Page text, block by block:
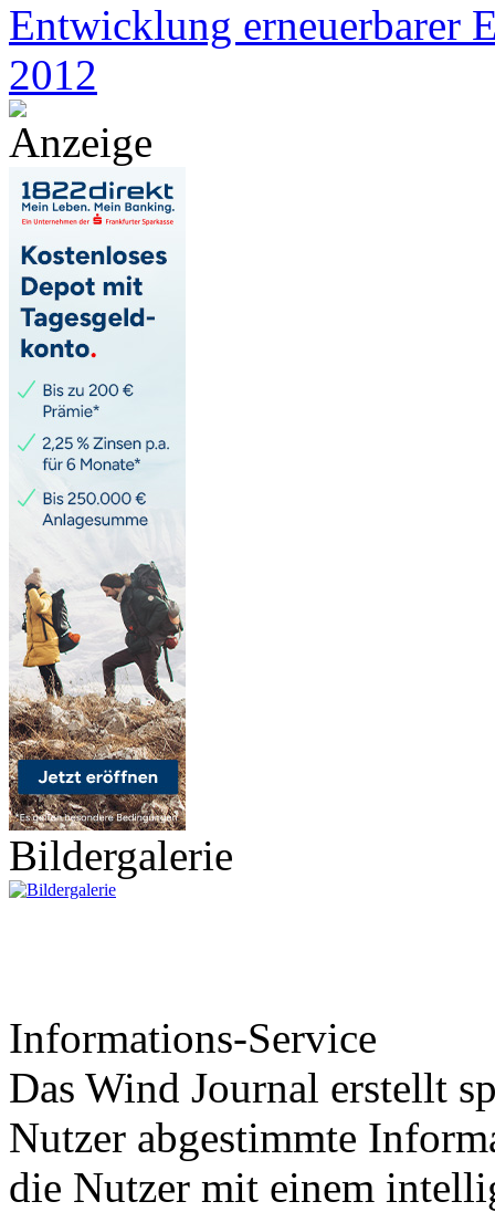
Entwicklung erneuerbarer
2012
Anzeige
Bildergalerie
Informations-Service
Das Wind Journal erstellt
Nutzer abgestimmte
die Nutzer mit einem